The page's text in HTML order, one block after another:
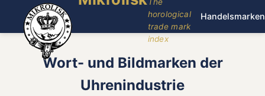
horological
trade mark
index
Handelsmarken
Wort- und Bildmarken der
Uhrenindustrie